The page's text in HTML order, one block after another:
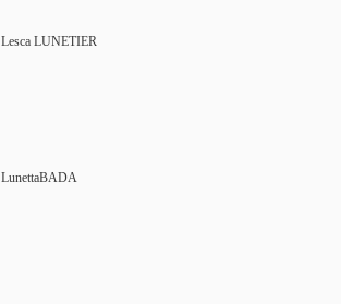
Lesca LUNETIER
LunettaBADA